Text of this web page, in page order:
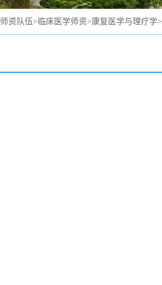
师资队伍> 临床医学师资>康复医学与理疗学>